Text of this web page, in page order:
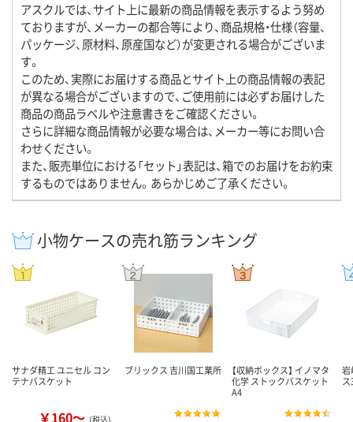
アスクルでは、サイト上に最新の商品情報を表示するよう努め
ておりますが、メーカーの都合等により、商品規格・仕様（容量、
パッケージ、原材料、原産国など）が変更される場合がございま
す。
このため、実際にお届けする商品とサイト上の商品情報の表記
が異なる場合がございますので、ご使用前には必ずお届けした
商品の商品ラベルや注意書きをご確認ください。
さらに詳細な商品情報が必要な場合は、メーカー等にお問い合
わせください。
また、販売単位における「セット」表記は、箱でのお届けをお約束
するものではありません。あらかじめご了承ください。
小物ケースの売れ筋ランキング
サナダ精工 ユニセル コン
テナバスケット
￥160～ （税込）
ブリックス 吉川国工業所
【収納ボックス】 イノマタ
化学 ストックバスケット
A4